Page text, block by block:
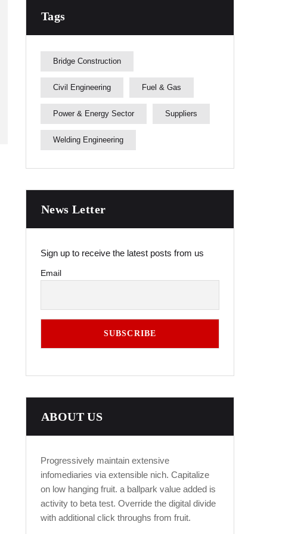
Tags
Bridge Construction
Civil Engineering Fuel & Gas
Power & Energy Sector Suppliers
Welding Engineering
News Letter
Sign up to receive the latest posts from us
Email
ABOUT US
Progressively maintain extensive
infomediaries via extensible nich. Capitalize
on low hanging fruit. a ballpark value added is
activity to beta test. Override the digital divide
with additional click throughs from fruit.